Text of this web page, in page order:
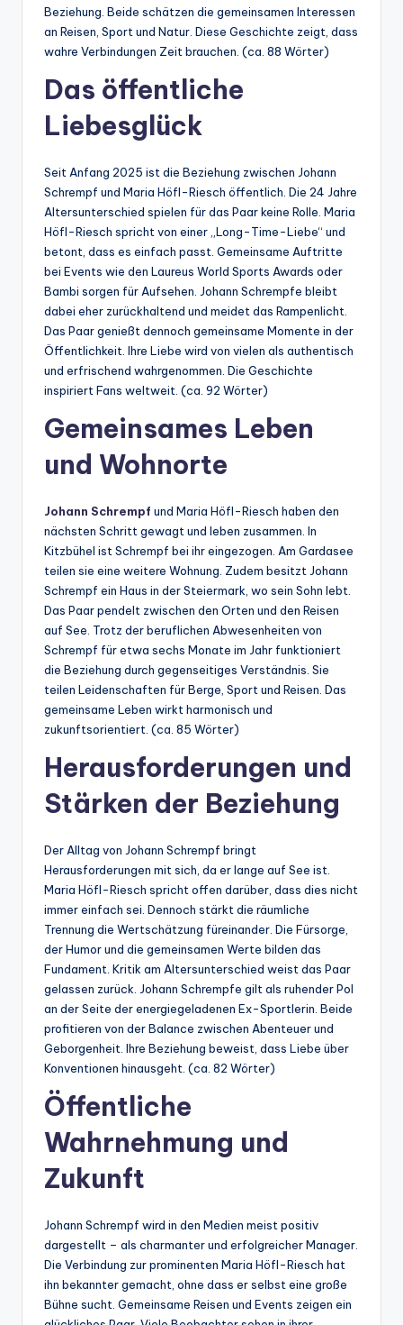
Beziehung. Beide schätzen die gemeinsamen Interessen
an Reisen, Sport und Natur. Diese Geschichte zeigt, dass
wahre Verbindungen Zeit brauchen. (ca. 88 Wörter)
Das öffentliche
Liebesglück
Seit Anfang 2025 ist die Beziehung zwischen Johann
Schrempf und Maria Höfl-Riesch öffentlich. Die 24 Jahre
Altersunterschied spielen für das Paar keine Rolle. Maria
Höfl-Riesch spricht von einer „Long-Time-Liebe“ und
betont, dass es einfach passt. Gemeinsame Auftritte
bei Events wie den Laureus World Sports Awards oder
Bambi sorgen für Aufsehen. Johann Schrempfe bleibt
dabei eher zurückhaltend und meidet das Rampenlicht.
Das Paar genießt dennoch gemeinsame Momente in der
Öffentlichkeit. Ihre Liebe wird von vielen als authentisch
und erfrischend wahrgenommen. Die Geschichte
inspiriert Fans weltweit. (ca. 92 Wörter)
Gemeinsames Leben
und Wohnorte
Johann Schrempf und Maria Höfl-Riesch haben den
nächsten Schritt gewagt und leben zusammen. In
Kitzbühel ist Schrempf bei ihr eingezogen. Am Gardasee
teilen sie eine weitere Wohnung. Zudem besitzt Johann
Schrempf ein Haus in der Steiermark, wo sein Sohn lebt.
Das Paar pendelt zwischen den Orten und den Reisen
auf See. Trotz der beruflichen Abwesenheiten von
Schrempf für etwa sechs Monate im Jahr funktioniert
die Beziehung durch gegenseitiges Verständnis. Sie
teilen Leidenschaften für Berge, Sport und Reisen. Das
gemeinsame Leben wirkt harmonisch und
zukunftsorientiert. (ca. 85 Wörter)
Herausforderungen und
Stärken der Beziehung
Der Alltag von Johann Schrempf bringt
Herausforderungen mit sich, da er lange auf See ist.
Maria Höfl-Riesch spricht offen darüber, dass dies nicht
immer einfach sei. Dennoch stärkt die räumliche
Trennung die Wertschätzung füreinander. Die Fürsorge,
der Humor und die gemeinsamen Werte bilden das
Fundament. Kritik am Altersunterschied weist das Paar
gelassen zurück. Johann Schrempfe gilt als ruhender Pol
an der Seite der energiegeladenen Ex-Sportlerin. Beide
profitieren von der Balance zwischen Abenteuer und
Geborgenheit. Ihre Beziehung beweist, dass Liebe über
Konventionen hinausgeht. (ca. 82 Wörter)
Öffentliche
Wahrnehmung und
Zukunft
Johann Schrempf wird in den Medien meist positiv
dargestellt – als charmanter und erfolgreicher Manager.
Die Verbindung zur prominenten Maria Höfl-Riesch hat
ihn bekannter gemacht, ohne dass er selbst eine große
Bühne sucht. Gemeinsame Reisen und Events zeigen ein